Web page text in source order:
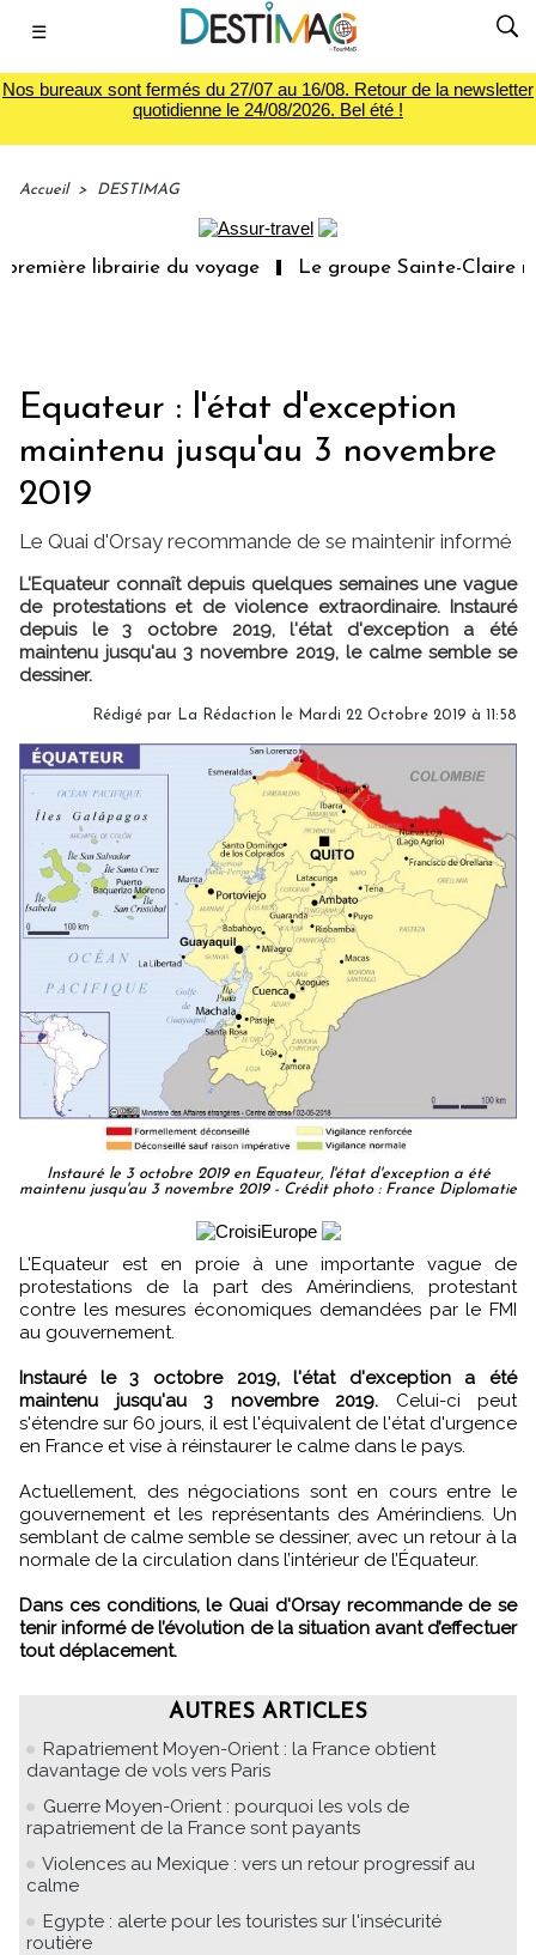
☰
Nos bureaux sont fermés du 27/07 au 16/08. Retour de la newsletter
quotidienne le 24/08/2026. Bel été !
Accueil > DESTIMAG
librairie du voyage Le groupe Sainte-Claire
Equateur : l'état d'exception
maintenu jusqu'au 3 novembre
2019
Le Quai d'Orsay recommande de se maintenir informé
L'Equateur connaît depuis quelques semaines une vague
de protestations et de violence extraordinaire. Instauré
depuis le 3 octobre 2019, l'état d'exception a été
maintenu jusqu'au 3 novembre 2019, le calme semble se
dessiner.
Rédigé par La Rédaction le Mardi 22 Octobre 2019 à 11:58
Instauré le 3 octobre 2019 en Equateur, l'état d'exception a été
maintenu jusqu'au 3 novembre 2019 - Crédit photo : France Diplomatie
L'Equateur est en proie à une importante vague de
protestations de la part des Amérindiens, protestant
contre les mesures économiques demandées par le FMI
au gouvernement.
Instauré le 3 octobre 2019, l'état d'exception a été
maintenu jusqu'au 3 novembre 2019. Celui-ci peut
s'étendre sur 60 jours, il est l'équivalent de l'état d'urgence
en France et vise à réinstaurer le calme dans le pays.
Actuellement, des négociations sont en cours entre le
gouvernement et les représentants des Amérindiens. Un
semblant de calme semble se dessiner, avec un retour à la
normale de la circulation dans l’intérieur de l’Équateur.
Dans ces conditions, le Quai d'Orsay recommande de se
tenir informé de l’évolution de la situation avant d’effectuer
tout déplacement.
AUTRES ARTICLES
Rapatriement Moyen-Orient : la France obtient
davantage de vols vers Paris
Guerre Moyen-Orient : pourquoi les vols de
rapatriement de la France sont payants
Violences au Mexique : vers un retour progressif au
calme
Egypte : alerte pour les touristes sur l'insécurité
routière